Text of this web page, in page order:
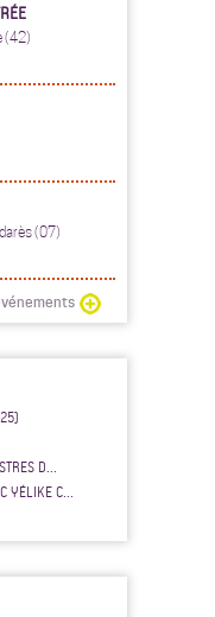
(42)
(07)
D...
YÉLIKE C...